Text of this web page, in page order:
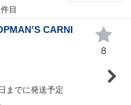
目
CARNI
までに発送予定
8